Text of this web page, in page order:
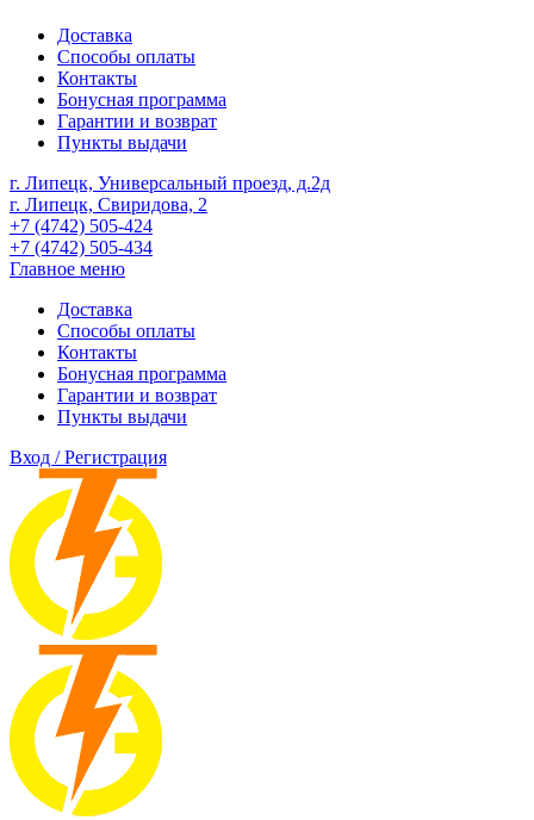
Доставка
Способы оплаты
Контакты
Бонусная программа
Гарантии и возврат
Пункты выдачи
г. Липецк, Универсальный проезд, д.2д
г. Липецк, Свиридова, 2
+7 (4742) 505-424
+7 (4742) 505-434
Главное меню
Доставка
Способы оплаты
Контакты
Бонусная программа
Гарантии и возврат
Пункты выдачи
Вход / Регистрация